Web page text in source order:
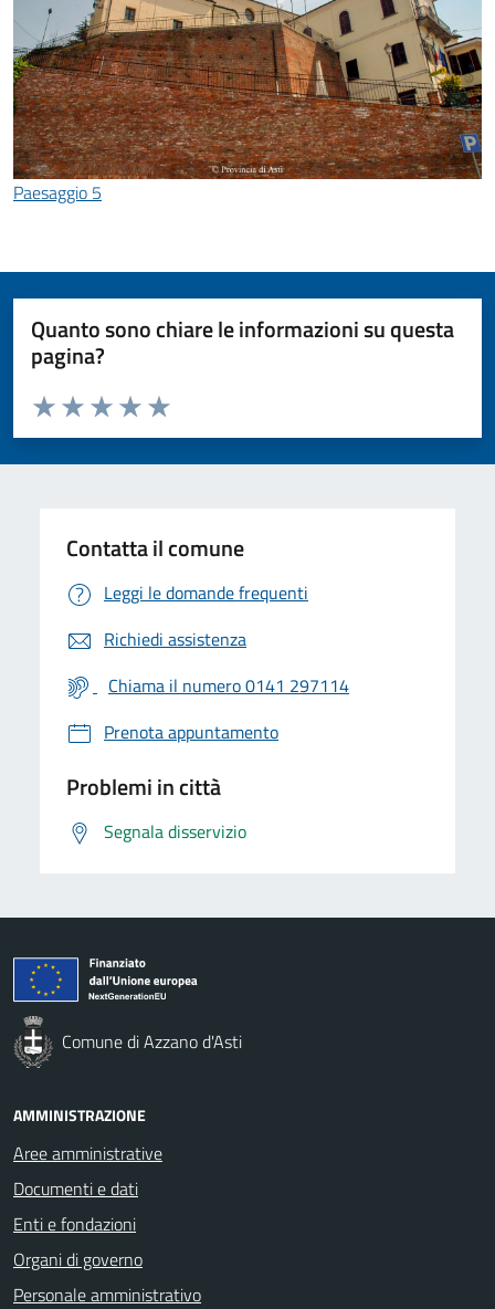
Paesaggio 5
Quanto sono chiare le informazioni su questa
pagina?
Valuta da 1 a 5 stelle la pagina
Valuta 5 stelle su 5
Valuta 4 stelle su 5
Valuta 3 stelle su 5
Valuta 2 stelle su 5
Valuta 1 stelle su 5
Contatta il comune
Leggi le domande frequenti
Richiedi assistenza
Chiama il numero 0141 297114
Prenota appuntamento
Problemi in città
Segnala disservizio
Comune di Azzano d'Asti
AMMINISTRAZIONE
Aree amministrative
Documenti e dati
Enti e fondazioni
Organi di governo
Personale amministrativo